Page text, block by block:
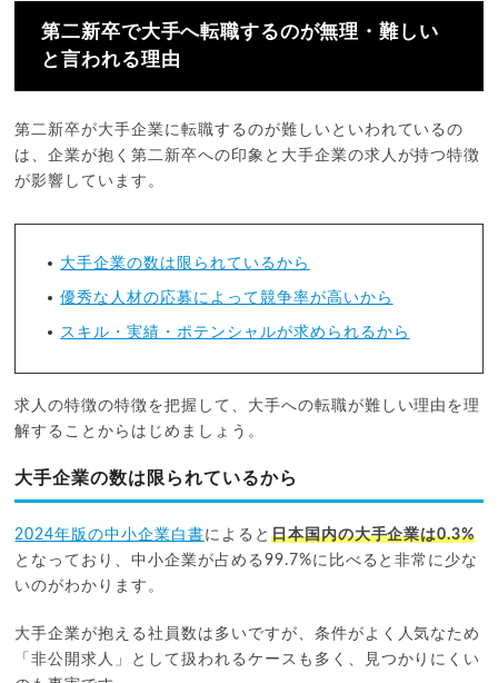
第二新卒で大手へ転職するのが無理・難しい
と言われる理由
第二新卒が大手企業に転職するのが難しいといわれているの
は、企業が抱く第二新卒への印象と大手企業の求人が持つ特徴
が影響しています。
大手企業の数は限られているから
優秀な人材の応募によって競争率が高いから
スキル・実績・ポテンシャルが求められるから
求人の特徴の特徴を把握して、大手への転職が難しい理由を理
解することからはじめましょう。
大手企業の数は限られているから
2024年版の中小企業白書によると 日本国内の大手企業は0.3%
となっており、中小企業が占める99.7%に比べると非常に少な
いのがわかります。
大手企業が抱える社員数は多いですが、条件がよく人気なため
「非公開求人」として扱われるケースも多く、見つかりにくい